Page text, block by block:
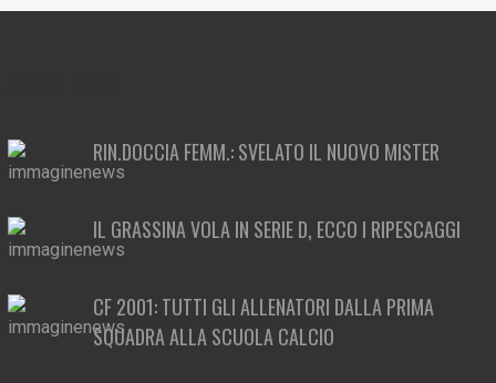
RIN.DOCCIA FEMM.: SVELATO IL NUOVO MISTER
IL GRASSINA VOLA IN SERIE D, ECCO I RIPESCAGGI
CF 2001: TUTTI GLI ALLENATORI DALLA PRIMA
SQUADRA ALLA SCUOLA CALCIO